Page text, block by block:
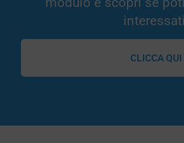
CLICCA QUI